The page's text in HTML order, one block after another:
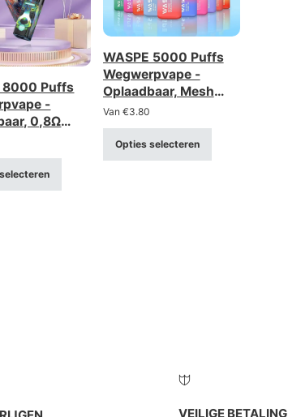
8000 Puffs
-
0,8Ω
WASPE 5000 Puffs
Wegwerpvape -
Oplaadbaar, Mesh
Coil
Van €3.80
Opties selecteren
VEILIGE BETALING